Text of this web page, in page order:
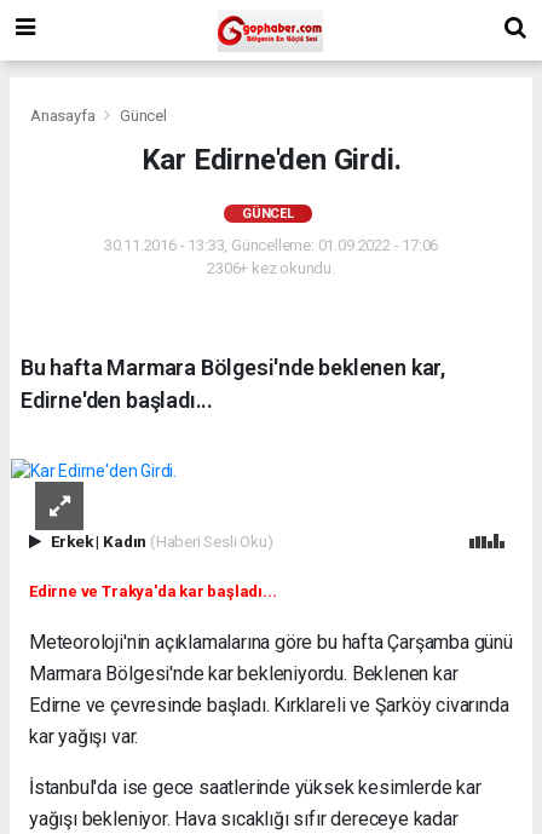
Anasayfa Güncel
Kar Edirne'den Girdi.
GÜNCEL
30.11.2016 - 13:33, Güncelleme: 01.09.2022 - 17:06
2306+ kez okundu.
Bu hafta Marmara Bölgesi'nde beklenen kar,
Edirne'den başladı...
Erkek| Kadın (Haberi Sesli Oku)
Edirne ve Trakya'da kar başladı...
Meteoroloji'nin açıklamalarına göre bu hafta Çarşamba günü
Marmara Bölgesi'nde kar bekleniyordu. Beklenen kar
Edirne ve çevresinde başladı. Kırklareli ve Şarköy civarında
kar yağışı var.
İstanbul'da ise gece saatlerinde yüksek kesimlerde kar
yağışı bekleniyor. Hava sıcaklığı sıfır dereceye kadar